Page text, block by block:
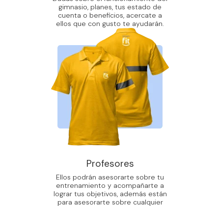
gimnasio, planes, tus estado de
cuenta o beneficios, acercate a
ellos que con gusto te ayudarán.
Profesores
Ellos podrán asesorarte sobre tu
entrenamiento y acompañarte a
lograr tus objetivos, además están
para asesorarte sobre cualquier